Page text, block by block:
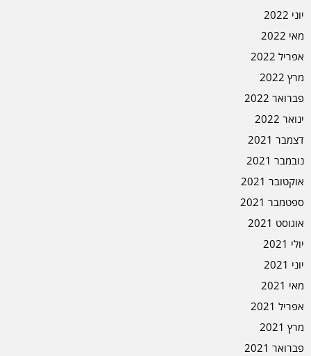
יוני 2022
מאי 2022
אפריל 2022
מרץ 2022
פברואר 2022
ינואר 2022
דצמבר 2021
נובמבר 2021
אוקטובר 2021
ספטמבר 2021
אוגוסט 2021
יולי 2021
יוני 2021
מאי 2021
אפריל 2021
מרץ 2021
פברואר 2021